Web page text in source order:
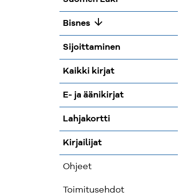
Bisnes arrow_downward
Sijoittaminen
Kaikki kirjat
E- ja äänikirjat
Lahjakortti
Kirjailijat
Ohjeet
Toimitusehdot